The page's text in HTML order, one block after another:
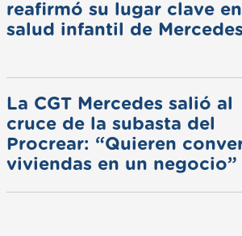
reafirmó su lugar clave
salud infantil de Mercedes
La CGT Mercedes salió al
cruce de la subasta del
Procrear: “Quieren
viviendas en un negocio”